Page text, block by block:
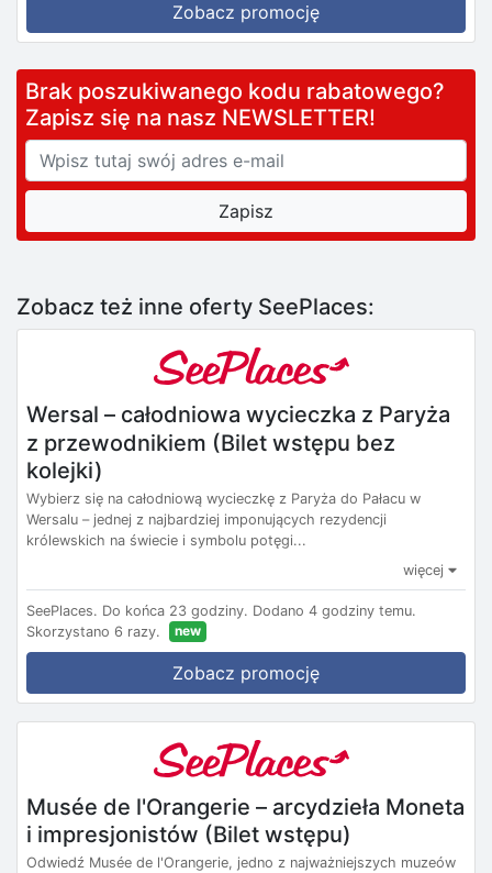
Zobacz promocję
Brak poszukiwanego kodu rabatowego?
Zapisz się na nasz NEWSLETTER!
Zobacz też inne oferty SeePlaces:
Wersal – całodniowa wycieczka z Paryża
z przewodnikiem (Bilet wstępu bez
kolejki)
Wybierz się na całodniową wycieczkę z Paryża do Pałacu w
Wersalu – jednej z najbardziej imponujących rezydencji
królewskich na świecie i symbolu potęgi...
więcej
SeePlaces. Do końca 23 godziny. Dodano 4 godziny temu.
Skorzystano 6 razy.
new
Zobacz promocję
Musée de l'Orangerie – arcydzieła Moneta
i impresjonistów (Bilet wstępu)
Odwiedź Musée de l'Orangerie, jedno z najważniejszych muzeów